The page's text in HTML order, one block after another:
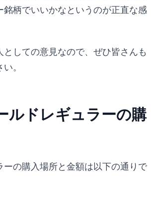
銘柄でいいかなというのが正直な感
としての意見なので、ぜひ皆さんも
。
ルドレギュラーの購
ーの購入場所と金額は以下の通りで